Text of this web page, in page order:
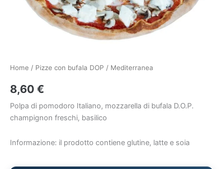
Home / Pizze con bufala DOP / Mediterranea
8,60 €
Polpa di pomodoro Italiano, mozzarella di bufala D.O.P.
champignon freschi, basilico
Informazione: il prodotto contiene glutine, latte e soia